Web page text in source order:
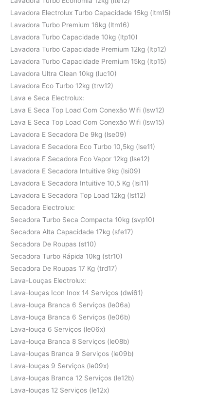
Lavadora Electrolux Turbo Capacidade 15kg (ltm15)
Lavadora Turbo Premium 16kg (ltm16)
Lavadora Turbo Capacidade 10kg (ltp10)
Lavadora Turbo Capacidade Premium 12kg (ltp12)
Lavadora Turbo Capacidade Premium 15kg (ltp15)
Lavadora Ultra Clean 10kg (luc10)
Lavadora Eco Turbo 12kg (trw12)
Lava e Seca Electrolux:
Lava E Seca Top Load Com Conexão Wifi (lsw12)
Lava E Seca Top Load Com Conexão Wifi (lsw15)
Lavadora E Secadora De 9kg (lse09)
Lavadora E Secadora Eco Turbo 10,5kg (lse11)
Lavadora E Secadora Eco Vapor 12kg (lse12)
Lavadora E Secadora Intuitive 9kg (lsi09)
Lavadora E Secadora Intuitive 10,5 Kg (lsi11)
Lavadora E Secadora Top Load 12kg (lst12)
Secadora Electrolux:
Secadora Turbo Seca Compacta 10kg (svp10)
Secadora Alta Capacidade 17kg (sfe17)
Secadora De Roupas (st10)
Secadora Turbo Rápida 10kg (str10)
Secadora De Roupas 17 Kg (trd17)
Lava-Louças Electrolux:
Lava-louças Icon Inox 14 Serviços (dwi61)
Lava-louça Branca 6 Serviços (le06a)
Lava-louça Branca 6 Serviços (le06b)
Lava-louça 6 Serviços (le06x)
Lava-louça Branca 8 Serviços (le08b)
Lava-louças Branca 9 Serviços (le09b)
Lava-louças 9 Serviços (le09x)
Lava-louças Branca 12 Serviços (le12b)
Lava-louças 12 Serviços (le12x)